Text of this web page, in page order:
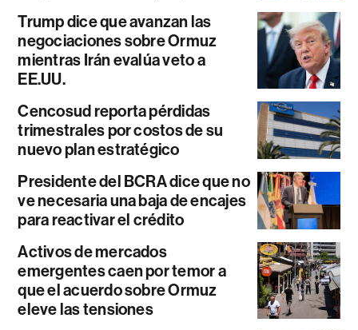
Trump dice que avanzan las
negociaciones sobre Ormuz
mientras Irán evalúa veto a
EE.UU.
Cencosud reporta pérdidas
trimestrales por costos de su
nuevo plan estratégico
Presidente del BCRA dice que no
ve necesaria una baja de encajes
para reactivar el crédito
Activos de mercados
emergentes caen por temor a
que el acuerdo sobre Ormuz
eleve las tensiones